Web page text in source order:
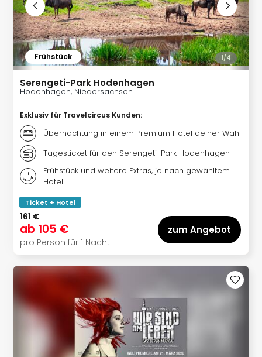
Frühstück 1/4
Serengeti-Park Hodenhagen
Hodenhagen, Niedersachsen
Exklusiv für Travelcircus Kunden:
Übernachtung in einem Premium Hotel deiner Wahl
Tagesticket für den Serengeti-Park Hodenhagen
Frühstück und weitere Extras, je nach gewähltem
Hotel
Ticket + Hotel
161 €
ab 105 €
pro Person für 1 Nacht
zum Angebot